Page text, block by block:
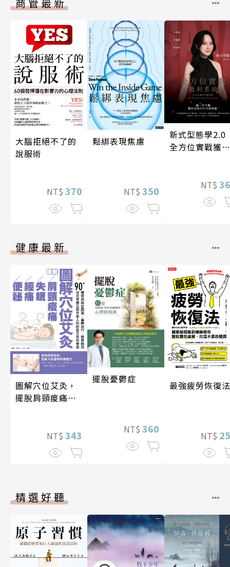
大腦拒絕不了的
說服術
NT$ 370
鬆綁表現焦慮
NT$ 350
新式型態學
全方位實戰獲利
NT$
健康最新
圖解穴位艾灸，
擺脫肩頸痠痛、
NT$ 343
擺脫憂鬱症
NT$ 360
最強疲勞恢復法
NT$
精選好聽